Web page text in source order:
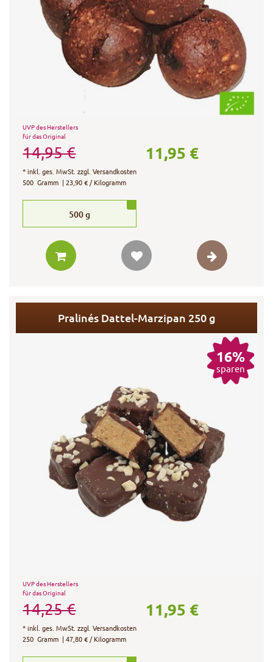
UVP des Herstellers
für das Original
14,95 € 11,95 €
*inkl. ges. MwSt. zzgl.Versandkosten
500 Gramm | 23,90 € / Kilogramm
500g
Pralinés Dattel-Marzipan 250 g
16%
sparen
UVP des Herstellers
für das Original
14,25 € 11,95 €
*inkl. ges. MwSt. zzgl.Versandkosten
250 Gramm | 47,80 € / Kilogramm